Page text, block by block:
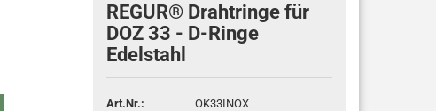
Konto erstellen
REGUR® Drahtringe für
DOZ 33 - D-Ringe
Edelstahl
Art.Nr.:
OK33INOX